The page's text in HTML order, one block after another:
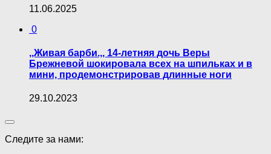
11.06.2025
0
,,Живая барби.,, 14-летняя дочь Веры
Брежневой шокировала всех на шпильках и в
мини, продемонстрировав длинные ноги
29.10.2023
Следите за нами: